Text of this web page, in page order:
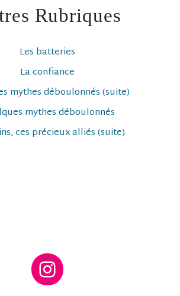
Rubriques
Les batteries
La confiance
mythes déboulonnés (suite)
mythes déboulonnés
ces précieux alliés (suite)